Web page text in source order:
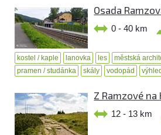
Osada
0 - 40 km
kostel / kaple lanovka les městská
pramen / studánka
skály vodopád výhled
Z Ramzové na
12 - 13 km